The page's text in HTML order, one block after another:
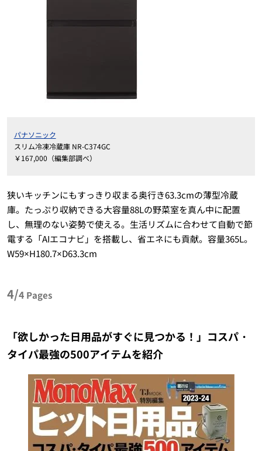
パナソニック
スリム冷凍冷蔵庫 NR-C374GC
￥167,000（編集部調べ）
狭いキッチンにもすっきり収まる奥行き63.3cmの薄型冷蔵
庫。たっぷり収納できる大容量88Lの野菜室を真ん中に配置
し、無理のない姿勢で使える。生活リズムに合わせて自動で節
電する「AIエコナビ」を搭載し、省エネにも貢献。容量365L。
W59×H180.7×D63.3cm
4/4 Pages
「欲しかった日用品がすぐに見つかる！」コスパ・
タイパ最強の500アイテムを紹介